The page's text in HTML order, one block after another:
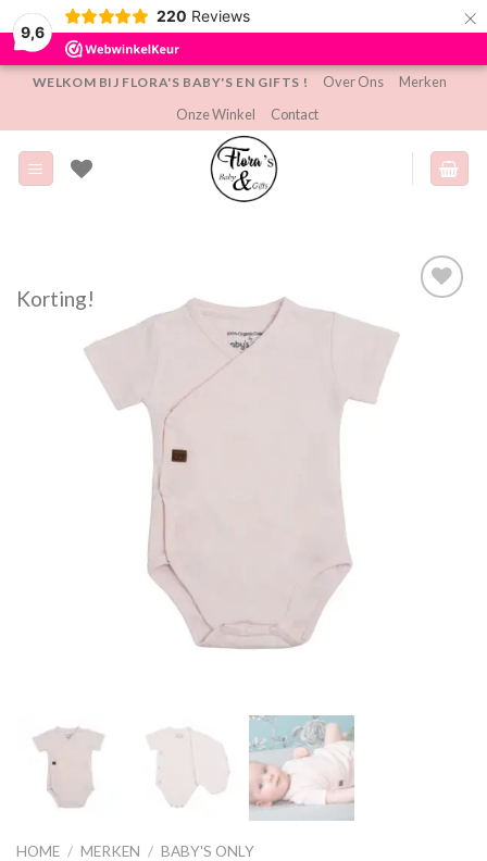
9,6
220 Reviews ×
inhoud
WELKOM BIJ FLORA'S BABY'S EN GIFTS ! Over Ons
Merken
Onze Winkel
Contact
Korting!
Toevoegen
HOME / MERKEN / BABY'S ONLY